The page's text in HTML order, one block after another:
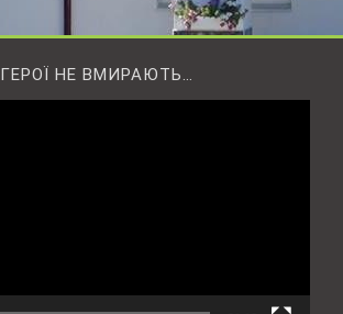
ГЕРОЇ НЕ ВМИРАЮТЬ…